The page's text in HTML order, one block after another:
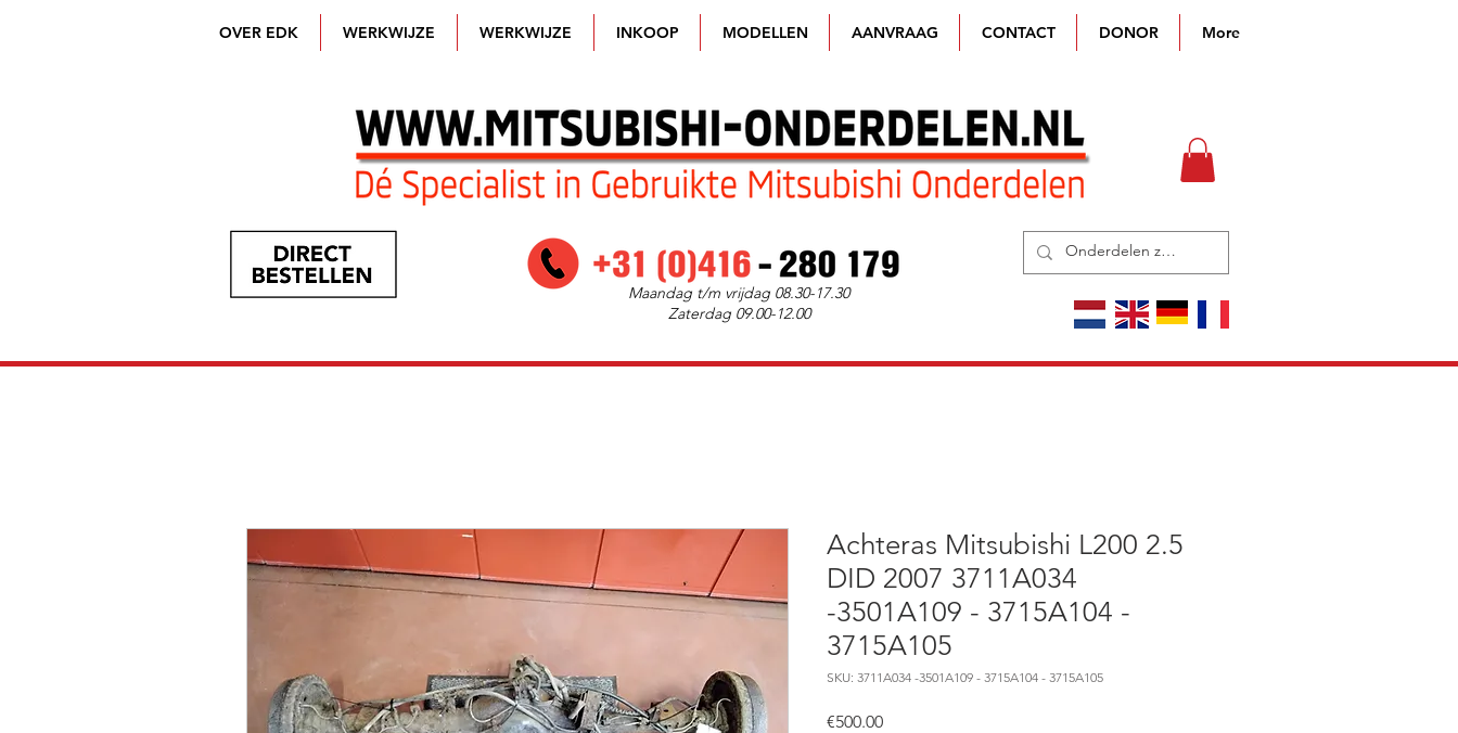
OVER EDK WERKWIJZE WERKWIJZE INKOOP MODELLEN AANVRAAG CONTACT DONOR More
Maandag t/m vrijdag 08.30-17.30
Zaterdag 09.00-12.00
Achteras Mitsubishi L200 2.5
DID 2007 3711A034
-3501A109 - 3715A104 -
3715A105
SKU: 3711A034 -3501A109 - 3715A104 - 3715A105
€500.00Price